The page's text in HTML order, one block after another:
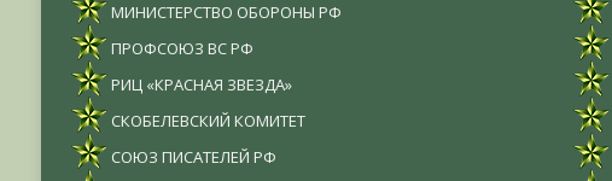
МИНИСТЕРСТВО ОБОРОНЫ РФ
ПРОФСОЮЗ ВС РФ
РИЦ «КРАСНАЯ ЗВЕЗДА»
СКОБЕЛЕВСКИЙ КОМИТЕТ
СОЮЗ ПИСАТЕЛЕЙ РФ